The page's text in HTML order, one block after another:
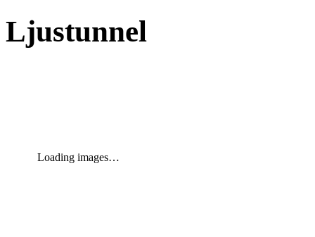
Ljustunnel
Loading images…